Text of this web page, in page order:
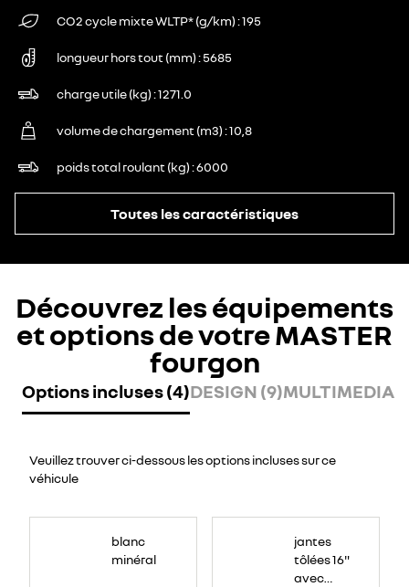
CO2 cycle mixte WLTP* (g/km) 195
longueur hors tout (mm) 5685
charge utile (kg) 1271.0
volume de chargement (m3) 10,8
poids total roulant (kg) 6000
Toutes les caractéristiques
Découvrez les équipements
et options de votre MASTER
fourgon
Options incluses (4)DESIGN (9)MULTIMEDIA
Veuillez trouver ci-dessous les options incluses sur ce
véhicule
blanc
minéral
jantes
tôlées 16"
avec